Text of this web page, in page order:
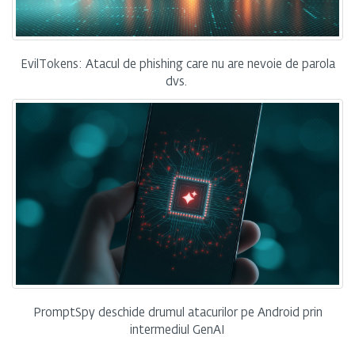
EvilTokens: Atacul de phishing care nu are nevoie de parola
dvs.
PromptSpy deschide drumul atacurilor pe Android prin
intermediul GenAI